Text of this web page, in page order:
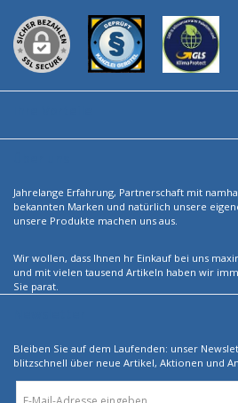
Jahrelange Erfahrung, Partnerschaft mit
bekannten Marken und natürlich unsere
unsere Produkte machen uns aus.
Wir wollen, dass Ihnen hr Einkauf bei uns
und mit vielen tausend Artikeln haben wir
Sie parat.
Bleiben Sie auf dem Laufenden: unser
blitzschnell über neue Artikel, Aktionen und